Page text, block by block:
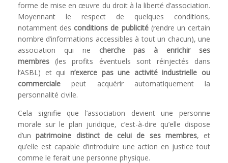
forme de mise en œuvre du droit à la liberté d’association.
Moyennant le respect de quelques conditions,
notamment des conditions de publicité(rendre un certain
nombre d’informations accessibles à tout un chacun), une
association qui ne cherche pas à enrichir ses
membres (les profits éventuels sont réinjectés dans
l’ASBL) et qui n’exerce pas une activité industrielle ou
commerciale peut acquérir automatiquement la
personnalité civile.
Cela signifie que l’association devient une personne
morale sur le plan juridique, c’est-à-dire qu’elle dispose
d’unpatrimoine distinct de celui de ses membres, et
qu’elle est capable d’introduire une action en justice tout
comme le ferait une personne physique.